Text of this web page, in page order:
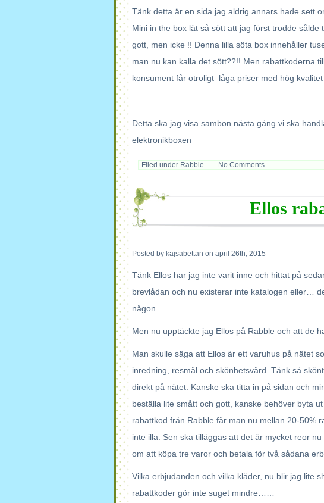
Tänk detta är en sida jag aldrig annars hade sett
Mini in the box lät så sött att jag först trodde sålde
gott, men icke !! Denna lilla söta box innehåller
man nu kan kalla det sött??!! Men rabattkoderna
konsument får otroligt låga priser med hög kvalitet
Detta ska jag visa sambon nästa gång vi ska
elektronikboxen
Filed under Rabble No Comments
Ellos
Posted by kajsabettan on april 26th, 2015
Tänk Ellos har jag inte varit inne och hittat på
brevlådan och nu existerar inte katalogen eller…
någon.
Men nu upptäckte jag Ellos på Rabble och att de
Man skulle säga att Ellos är ett varuhus på nätet
inredning, resmål och skönhetsvård. Tänk så
direkt på nätet. Kanske ska titta in på sidan och
beställa lite smått och gott, kanske behöver byta
rabattkod från Rabble får man nu mellan 20-50%
inte illa. Sen ska tilläggas att det är mycket reor
om att köpa tre varor och betala för två sådana
Vilka erbjudanden och vilka kläder, nu blir jag lite
rabattkoder gör inte suget mindre……